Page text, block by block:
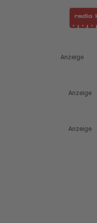
Anzeige
Anzeige
Anzeige